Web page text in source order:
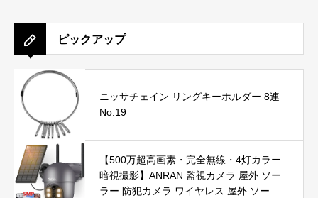
ピックアップ
ニッサチェイン リングキーホルダー 8連
No.19
【500万超高画素・完全無線・4灯カラー
暗視撮影】ANRAN 監視カメラ 屋外 ソー
ラー 防犯カメラ ワイヤレス 屋外 ソーラ